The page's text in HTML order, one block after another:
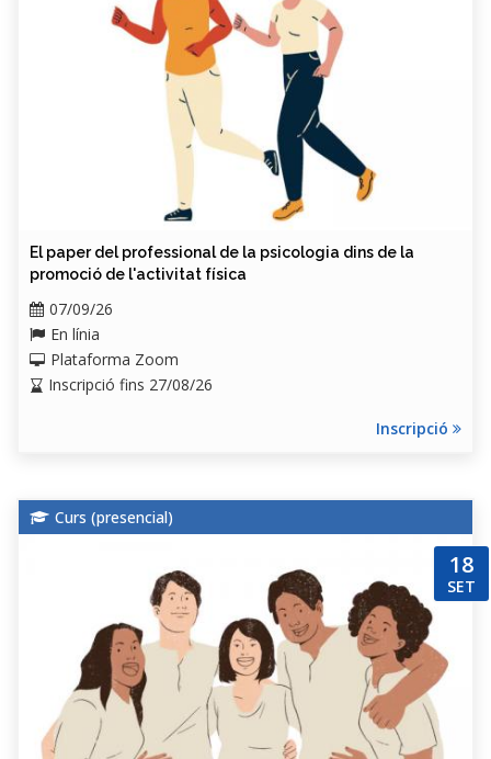
El paper del professional de la psicologia dins de la
promoció de l'activitat física
07/09/26
En línia
Plataforma Zoom
Inscripció fins 27/08/26
Inscripció
Curs (presencial)
18
SET